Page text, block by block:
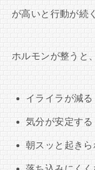
が高いと行動が続
ホルモンが整うと、
イライラが減る
気分が安定する
朝スッと起きら